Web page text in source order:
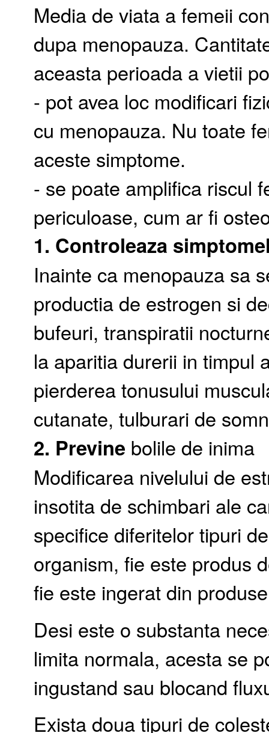
Media de viata a femeii
dupa menopauza.
aceasta perioada a vietii
- pot avea loc modificari
cu menopauza. Nu toate
aceste simptome.
- se poate amplifica riscul
periculoase, cum ar fi
1. Controleaza
Inainte ca menopauza sa
productia de estrogen si
bufeuri, transpiratii
la aparitia durerii in timpul
pierderea tonusului
cutanate, tulburari de
2. Previne bolile de inima
Modificarea nivelului de
insotita de schimbari ale
specifice diferitelor tipuri
organism, fie este produs
fie este ingerat din
Desi este o substanta
limita normala, acesta se
ingustand sau blocand
Exista doua tipuri de